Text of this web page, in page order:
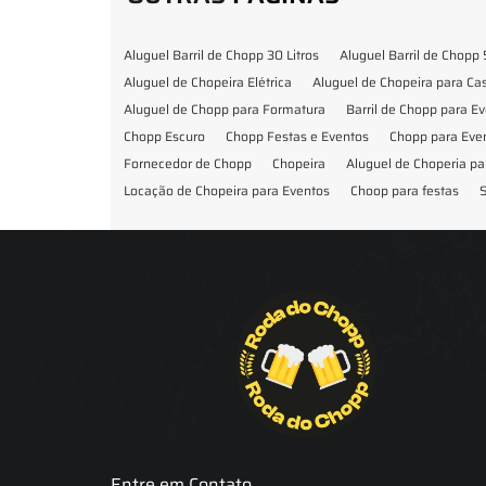
Aluguel Barril de Chopp 30 Litros
Aluguel Barril de Chopp
Aluguel de Chopeira Elétrica
Aluguel de Chopeira para
Aluguel de Chopp para Formatura
Barril de Chopp para
Chopp Escuro
Chopp Festas e Eventos
Chopp para
Fornecedor de Chopp
Chopeira
Aluguel de Choperia
Locação de Chopeira para Eventos
Choop para festas